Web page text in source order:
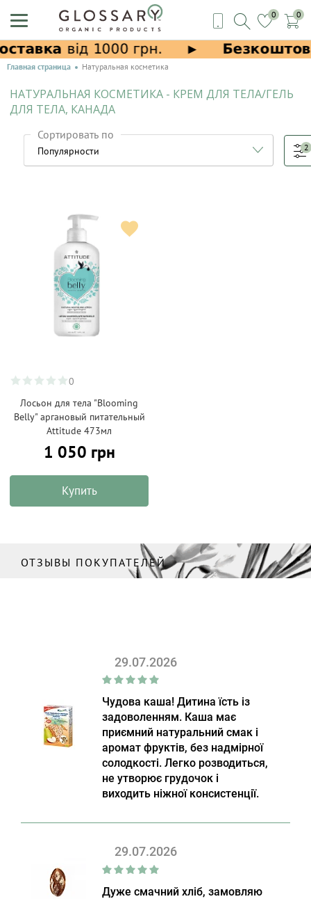
0 0
Главная страница Натуральная косметика
НАТУРАЛЬНАЯ КОСМЕТИКА - КРЕМ ДЛЯ ТЕЛА/ГЕЛЬ
ДЛЯ ТЕЛА, КАНАДА
Сортировать по
2
0
Лосьон для тела "Blooming
Belly" аргановый питательный
Attitude 473мл
1 050 грн
Купить
ОТЗЫВЫ ПОКУПАТЕЛЕЙ
29.07.2026
Чудова каша! Дитина їсть із
задоволенням. Каша має
приємний натуральний смак і
аромат фруктів, без надмірної
солодкості. Легко розводиться,
не утворює грудочок і
виходить ніжної консистенції.
29.07.2026
Дуже смачний хліб, замовляю